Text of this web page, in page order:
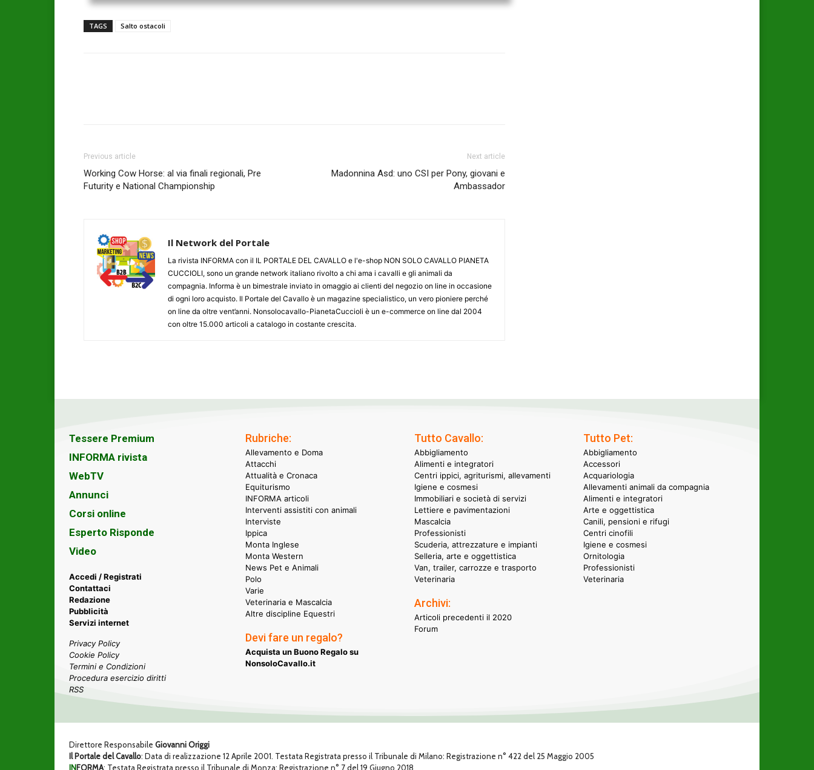
TAGS Salto ostacoli
Previous article
Working Cow Horse: al via finali regionali, Pre
Futurity e National Championship
Next article
Madonnina Asd: uno CSI per Pony, giovani e
Ambassador
Il Network del Portale
La rivista INFORMA con il IL PORTALE DEL CAVALLO e l'e-shop NON SOLO CAVALLO PIANETA
CUCCIOLI, sono un grande network italiano rivolto a chi ama i cavalli e gli animali da
compagnia. Informa è un bimestrale inviato in omaggio ai clienti del negozio on line in occasione
di ogni loro acquisto. Il Portale del Cavallo è un magazine specialistico, un vero pioniere perché
on line da oltre vent’anni. Nonsolocavallo-PianetaCuccioli è un e-commerce on line dal 2004
con oltre 15.000 articoli a catalogo in costante crescita.
Tessere Premium
INFORMA rivista
WebTV
Annunci
Corsi online
Esperto Risponde
Video
Accedi / Registrati
Contattaci
Redazione
Pubblicità
Servizi internet
Privacy Policy
Cookie Policy
Termini e Condizioni
Procedura esercizio diritti
RSS
Rubriche:
Allevamento e Doma
Attacchi
Attualità e Cronaca
Equiturismo
INFORMA articoli
Interventi assistiti con animali
Interviste
Ippica
Monta Inglese
Monta Western
News Pet e Animali
Polo
Varie
Veterinaria e Mascalcia
Altre discipline Equestri
Devi fare un regalo?
Acquista un Buono Regalo su
NonsoloCavallo.it
Tutto Cavallo:
Abbigliamento
Alimenti e integratori
Centri ippici, agriturismi, allevamenti
Igiene e cosmesi
Immobiliari e società di servizi
Lettiere e pavimentazioni
Mascalcia
Professionisti
Scuderia, attrezzature e impianti
Selleria, arte e oggettistica
Van, trailer, carrozze e trasporto
Veterinaria
Archivi:
Articoli precedenti il 2020
Forum
Tutto Pet:
Abbigliamento
Accessori
Acquariologia
Allevamenti animali da compagnia
Alimenti e integratori
Arte e oggettistica
Canili, pensioni e rifugi
Centri cinofili
Igiene e cosmesi
Ornitologia
Professionisti
Veterinaria
Direttore Responsabile Giovanni Origgi
Il Portale del Cavallo: Data di realizzazione 12 Aprile 2001. Testata Registrata presso il Tribunale di Milano: Registrazione n° 422 del 25 Maggio 2005
INFORMA: Testata Registrata presso il Tribunale di Monza: Registrazione n° 7 del 19 Giugno 2018